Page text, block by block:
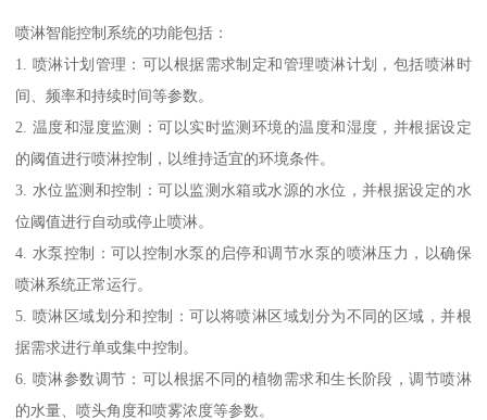
喷淋智能控制系统的功能包括：
1. 喷淋计划管理：可以根据需求制定和管理喷淋计划，包括喷淋时
间、频率和持续时间等参数。
2. 温度和湿度监测：可以实时监测环境的温度和湿度，并根据设定
的阈值进行喷淋控制，以维持适宜的环境条件。
3. 水位监测和控制：可以监测水箱或水源的水位，并根据设定的水
位阈值进行自动或停止喷淋。
4. 水泵控制：可以控制水泵的启停和调节水泵的喷淋压力，以确保
喷淋系统正常运行。
5. 喷淋区域划分和控制：可以将喷淋区域划分为不同的区域，并根
据需求进行单或集中控制。
6. 喷淋参数调节：可以根据不同的植物需求和生长阶段，调节喷淋
的水量、喷头角度和喷雾浓度等参数。